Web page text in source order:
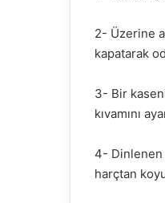
2- Üzerine
kapatarak
3- Bir
kıvamını
4- Dinlenen
harçtan